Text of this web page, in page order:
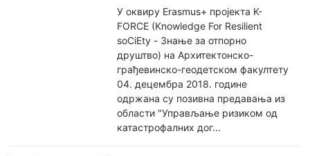
У оквиру Erasmus+ пројекта K-
FORCE (Knowledge For Resilient
soCiEty - Знање за отпорно
друштво) на Архитектонско-
грађевинско-геодетском факултету
04. децембра 2018. године
одржана су позивна предавања из
области "Управљање ризиком од
катастрофалних дог...